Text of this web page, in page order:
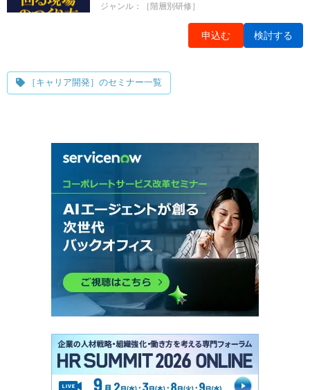
ジャンル：［階層別研修］
申込む 検討する
［キャリア開発］のセミナー一覧